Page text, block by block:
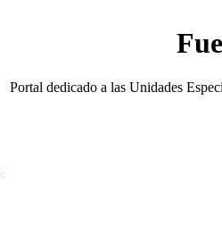
Portal dedicado a las Unidades